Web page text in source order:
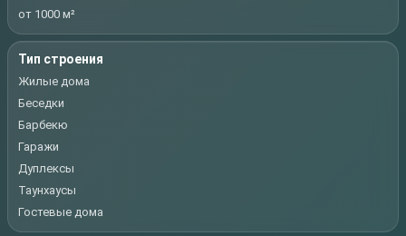
от 1000 м²
Тип строения
Жилые дома
Беседки
Барбекю
Гаражи
Дуплексы
Таунхаусы
Гостевые дома